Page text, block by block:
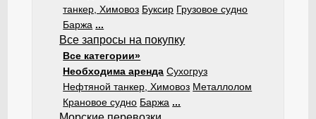
танкер, Химовоз Буксир Грузовое судно
Баржа ...
Все запросы на покупку
Все категории»
Необходима аренда Сухогруз
Нефтяной танкер, Химовоз Металлолом
Крановое судно Баржа ...